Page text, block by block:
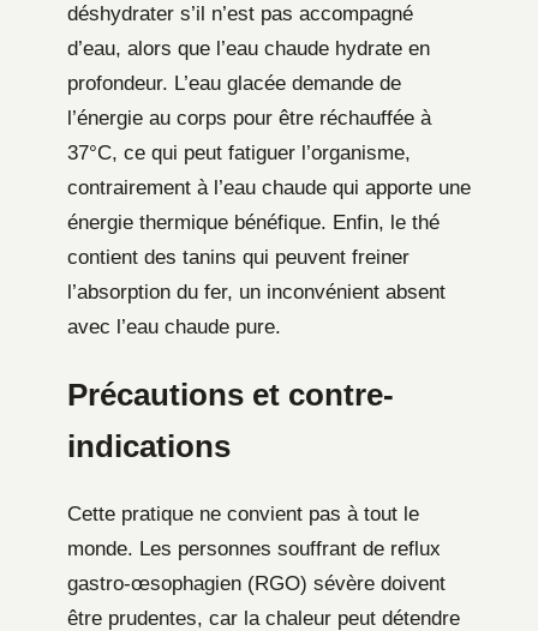
déshydrater s’il n’est pas accompagné
d’eau, alors que l’eau chaude hydrate en
profondeur. L’eau glacée demande de
l’énergie au corps pour être réchauffée à
37°C, ce qui peut fatiguer l’organisme,
contrairement à l’eau chaude qui apporte une
énergie thermique bénéfique. Enfin, le thé
contient des tanins qui peuvent freiner
l’absorption du fer, un inconvénient absent
avec l’eau chaude pure.
Précautions et contre-
indications
Cette pratique ne convient pas à tout le
monde. Les personnes souffrant de reflux
gastro-œsophagien (RGO) sévère doivent
être prudentes, car la chaleur peut détendre